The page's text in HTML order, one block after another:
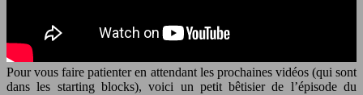
Pour vous faire patienter en attendant les prochaines vidéos (qui sont
dans les starting blocks), voici un petit bêtisier de l’épisode du